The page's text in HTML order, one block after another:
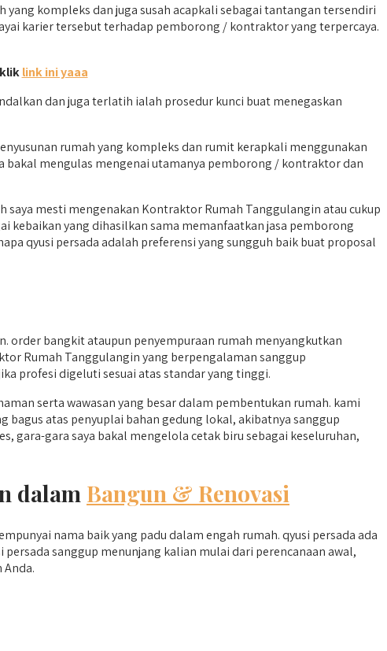
kompleks dan juga susah acapkali sebagai tantangan tersendiri
karier tersebut terhadap pemborong / kontraktor yang terpercaya.
link ini yaaa
dan juga terlatih ialah prosedur kunci buat menegaskan
rumah yang kompleks dan rumit kerapkali menggunakan
mengulas mengenai utamanya pemborong / kontraktor dan
mesti mengenakan Kontraktor Rumah Tanggulangin atau cukup
kebaikan yang dihasilkan sama memanfaatkan jasa pemborong
qyusi persada adalah preferensi yang sungguh baik buat proposal
order bangkit ataupun penyempuraan rumah menyangkutkan
Rumah Tanggulangin yang berpengalaman sanggup
profesi digeluti sesuai atas standar yang tinggi.
serta wawasan yang besar dalam pembentukan rumah. kami
atas penyuplai bahan gedung lokal, akibatnya sanggup
gara-gara saya bakal mengelola cetak biru sebagai keseluruhan,
dalam Bangun & Renovasi
nama baik yang padu dalam engah rumah. qyusi persada ada
sanggup menunjang kalian mulai dari perencanaan awal,